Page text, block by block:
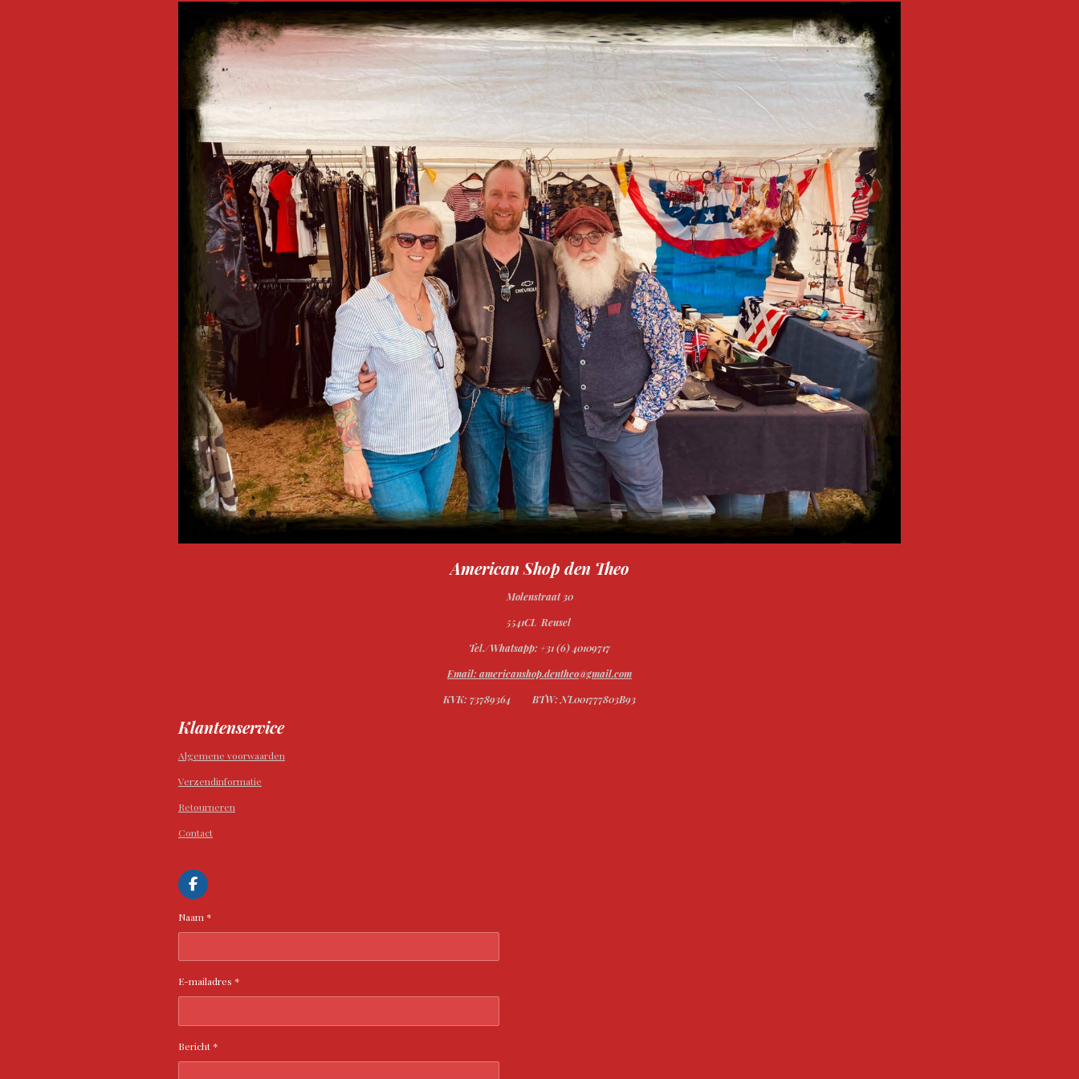
American Shop den Theo
Molenstraat 30
5541CL Reusel
Tel./Whatsapp: +31 (6) 40109717
Email: americanshop.dentheo@gmail.com
KVK: 73789364 BTW: NL001777803B93
Klantenservice
Algemene voorwaarden
Verzendinformatie
Retourneren
Contact
F
a
c
o
k
Naam *
E-mailadres *
Bericht *